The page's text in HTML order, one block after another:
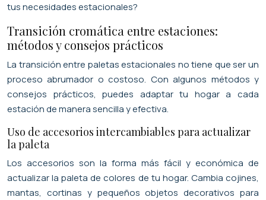
tus necesidades estacionales?
Transición cromática entre estaciones:
métodos y consejos prácticos
La transición entre paletas estacionales no tiene que ser un
proceso abrumador o costoso. Con algunos métodos y
consejos prácticos, puedes adaptar tu hogar a cada
estación de manera sencilla y efectiva.
Uso de accesorios intercambiables para actualizar
la paleta
Los accesorios son la forma más fácil y económica de
actualizar la paleta de colores de tu hogar. Cambia cojines,
mantas, cortinas y pequeños objetos decorativos para